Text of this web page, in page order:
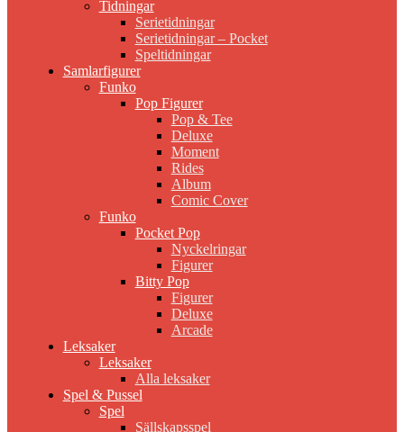
Tidningar
Serietidningar
Serietidningar – Pocket
Speltidningar
Samlarfigurer
Funko
Pop Figurer
Pop & Tee
Deluxe
Moment
Rides
Album
Comic Cover
Funko
Pocket Pop
Nyckelringar
Figurer
Bitty Pop
Figurer
Deluxe
Arcade
Leksaker
Leksaker
Alla leksaker
Spel & Pussel
Spel
Sällskapsspel